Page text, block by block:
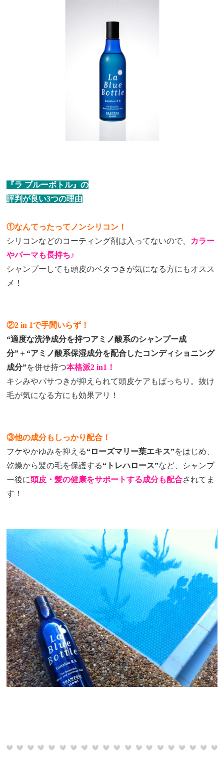
『ラ ブルーボトル』の
評判が良い3つの理由
①なんてったってノンシリコン！
シリコンなどのコーティング剤は入ってないので、 カラー
やパーマも長持ち♪
シャンプーしても頭皮のベタつきが気になる方にもオスス
メ！
②2 in 1で手間いらず！
“適度な洗浄成分を持つアミノ酸系のシャンプー成
分” ＋“アミノ酸系保湿成分を配合したコンディショニング
成分”を併せ持つ本格派2 in1！
キシみやパサつきが抑えられて頭皮ケアもばっちり。抜け
毛が気になる方にも効果アリ！
③他の成分もしっかり配合！
フケやかゆみを抑える“ローズマリー葉エキス”をはじめ、
乾燥から髪の毛を保護する“トレハロース”など、シャンプ
ー後に頭皮・髪の健康をサポートする成分も配合されてま
す！